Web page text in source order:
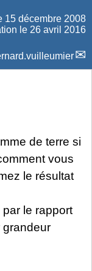
15 décembre 2008
le 26 avril 2016
de terre si
vous
le résultat
le rapport
grandeur